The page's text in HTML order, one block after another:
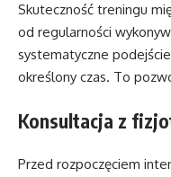
Skuteczność treningu
od regularności
systematyczne
określony czas. To
Konsultacja z
Przed rozpoczęciem